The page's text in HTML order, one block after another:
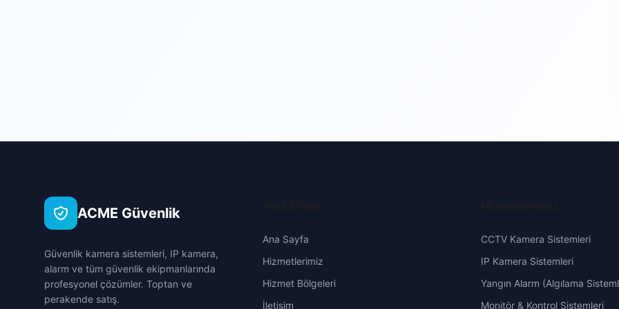
ACME Güvenlik
Güvenlik kamera sistemleri, IP kamera,
alarm ve tüm güvenlik ekipmanlarında
profesyonel çözümler. Toptan ve
perakende satış.
Ana Sayfa
Hizmetlerimiz
Hizmet Bölgeleri
İletişim
CCTV Kamera Sistemleri
IP Kamera Sistemleri
Yangın Alarm (Algılama
Monitör & Kontrol Sistemleri